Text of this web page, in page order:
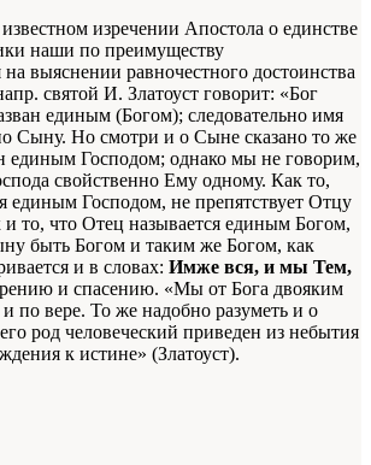
изречении Апостола о единстве
наши по преимуществу
на выяснении равночестного достоинства
святой И. Златоуст говорит: «Бог
единым (Богом); следовательно имя
Сыну. Но смотри и о Сыне сказано то же
единым Господом; однако мы не говорим,
свойственно Ему одному. Как то,
единым Господом, не препятствует Отцу
и то, что Отец называется единым Богом,
быть Богом и таким же Богом, как
и в словах: Имже вся, и мы Тем,
и спасению. «Мы от Бога двояким
по вере. То же надобно разуметь и о
род человеческий приведен из небытия
к истине» (Златоуст).